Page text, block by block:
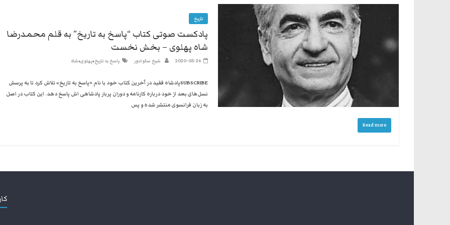
تاریخ
پادکست صوتی کتاب “پاسخ به تاریخ” به قلم محمدرضا
شاه پهلوی – بخش نخست
2020-05-26 شیخ سالوادور پاسخ به تاریخ،پهلوی،شاه
SUBSCRIBEپادشاه فقید در آخرین کتاب خود با نام «پاسخ به تاریخ» تلاش کرد تا به پرسش
نسل‌های بعد از خود درباره کارنامه و دوران پربار پادشاهی اش پاسخ دهد. این کتاب در اصل
به زبان فرانسوی منتشر شده و پس
Read more